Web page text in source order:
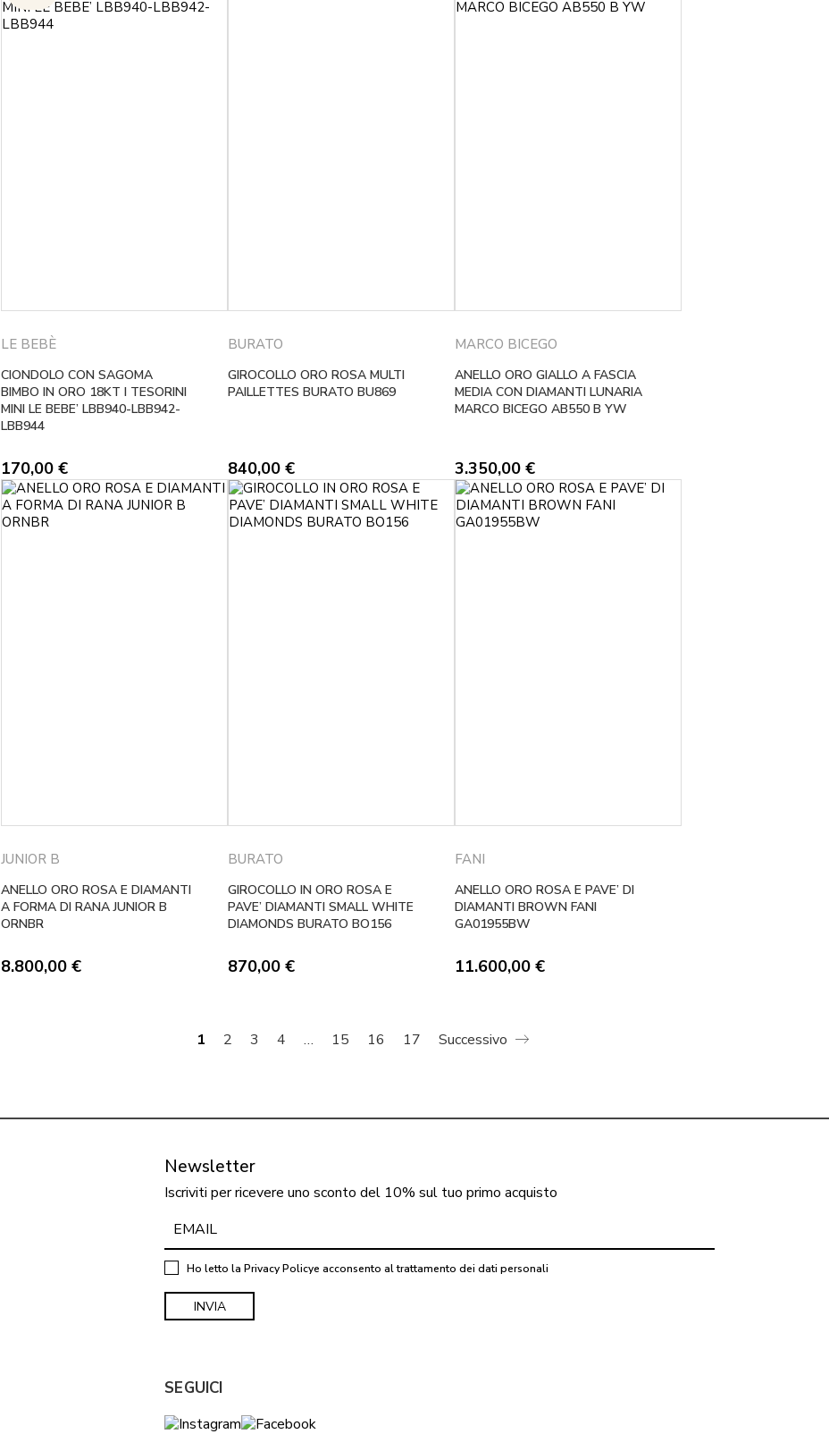
LE BEBÈ
CIONDOLO CON SAGOMA
BIMBO IN ORO 18KT I TESORINI
MINI LE BEBE’ LBB940-LBB942-
LBB944
170,00 €
BURATO
GIROCOLLO ORO ROSA MULTI
PAILLETTES BURATO BU869
840,00 €
MARCO BICEGO
ANELLO ORO GIALLO A FASCIA
MEDIA CON DIAMANTI LUNARIA
MARCO BICEGO AB550 B YW
3.350,00 €
JUNIOR B
ANELLO ORO ROSA E DIAMANTI
A FORMA DI RANA JUNIOR B
ORNBR
8.800,00 €
BURATO
GIROCOLLO IN ORO ROSA E
PAVE’ DIAMANTI SMALL WHITE
DIAMONDS BURATO BO156
870,00 €
FANI
ANELLO ORO ROSA E PAVE’ DI
DIAMANTI BROWN FANI
GA01955BW
11.600,00 €
1 2 3 4 … 15 16 17 Successivo
Newsletter
Iscriviti per ricevere uno sconto del 10% sul tuo primo acquisto
Ho letto laPrivacy Policye acconsento al trattamento dei dati personali
SEGUICI